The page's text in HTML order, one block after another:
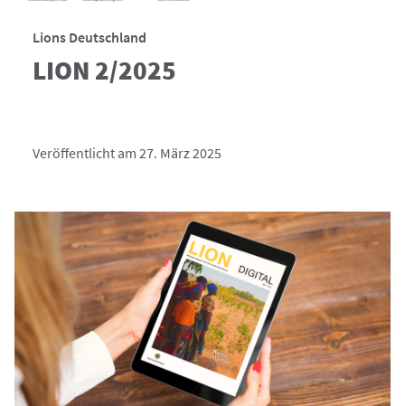
Lions Deutschland
LION 2/2025
Veröffentlicht am 27. März 2025